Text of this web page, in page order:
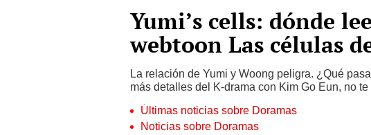
Yumi’s cells: dónde
webtoon Las células
La relación de Yumi y Woong peligra. ¿Qué
más detalles del K-drama con Kim Go Eun, no
Últimas noticias sobre Doramas
Noticias sobre Doramas